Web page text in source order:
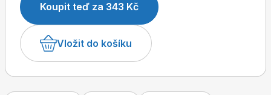
Burda Best of
Koupit teď za 343 Kč
Vložit do košíku